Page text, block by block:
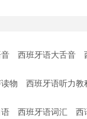
西班牙语大舌音
物
西班牙语听力教
西班牙语词汇
西